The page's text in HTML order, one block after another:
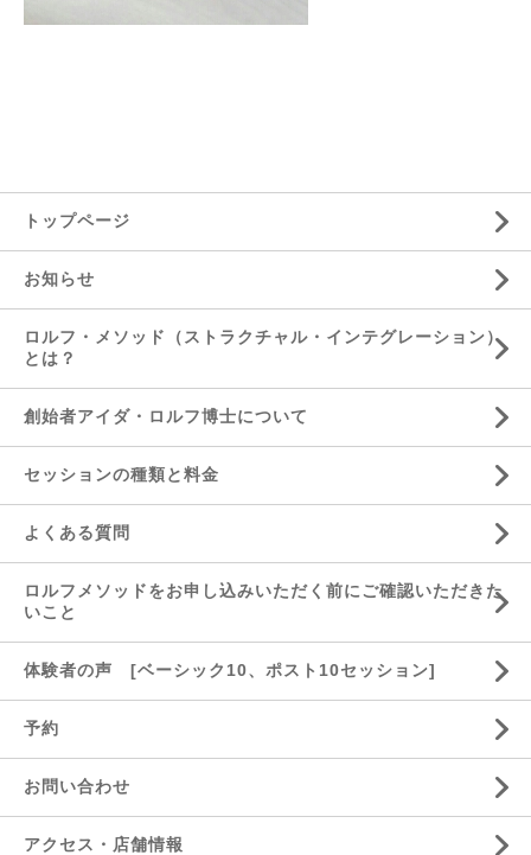
トップページ
お知らせ
ロルフ・メソッド（ストラクチャル・インテグレーション）
とは？
創始者アイダ・ロルフ博士について
セッションの種類と料金
よくある質問
ロルフメソッドをお申し込みいただく前にご確認いただきた
いこと
体験者の声 [ベーシック10、ポスト10セッション]
予約
お問い合わせ
アクセス・店舗情報